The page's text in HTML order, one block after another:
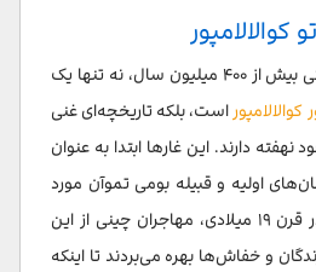
کوالالامپور
غار باتو کوالالامپور با قدمتی بیش از ۴۰۰ میلیون سال، نه تنها یک
کوالالامپوراست، بلکه تاریخچه‌ای غنی
دارند. این غارها ابتدا به عنوان
اولیه و قبیله بومی تموآن مورد
استفاده قرار می‌گرفتند. در قرن ۱۹ میلادی، مهاجران چینی از این
و خفاش‌ها بهره می‌بردند تا اینکه